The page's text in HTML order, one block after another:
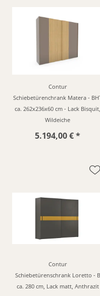
Contur
Schiebetürenchrank Matera -
ca. 262x236x60 cm - Lack Bisquit,
Wildeiche
5.194,00 € *
Contur
Schiebetürenschrank Loretto - B
ca. 280 cm, Lack matt, Anthrazit